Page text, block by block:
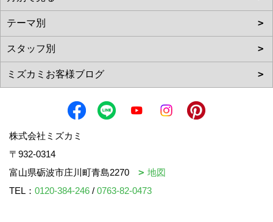
株式会社ミズカミ
〒932-0314
富山県砺波市庄川町青島2270
地図
TEL： 0120-384-246 / 0763-82-0473